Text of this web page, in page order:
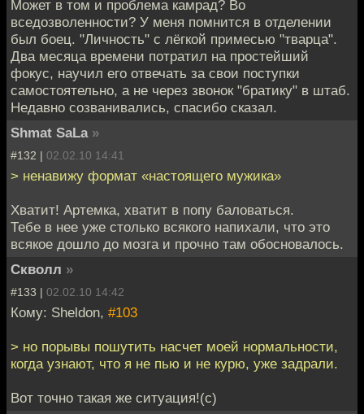
Может в том и проблема камрад? Во
вседозволенности? У меня помнится в отделении
был боец. "Личность" с лёгкой примесью "тварца".
Два месяца времени потратил на простейший
фокус, научил его отвечать за свои поступки
самостоятельно, а не через звонок "братику" в штаб.
Недавно созванивались, спасибо сказал.
Shmat SaLa »
#132 | 02.02.10 14:41
> ненавижу формат «настоящего мужика»
Хватит! Артемка, хватит в попу баловаться.
Тебе в нее уже столько всякого напихали, что это
всякое дошло до мозга и прочно там обосновалось.
Скволл »
#133 | 02.02.10 14:42
Кому: Sheldon, #103
> но порывы пошутить насчет моей нормальности,
когда узнают, что я не пью и не курю, уже задрали.
Вот точно такая же ситуация!(c)